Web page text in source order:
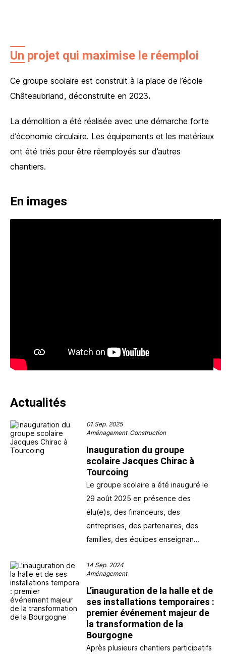
Un projet qui maximise le réemploi
Ce groupe scolaire est construit à la place de l’école
Châteaubriand, déconstruite en 2023.
La démolition a été réalisée avec une démarche forte
d’économie circulaire. Les équipements et les matériaux
ont été triés pour être réemployés sur d’autres
chantiers.
En images
Actualités
01 Sep. 2025
Aménagement Construction
Inauguration du groupe
scolaire Jacques Chirac à
Tourcoing
Le groupe scolaire a été inauguré le
29 août 2025 en présence des
élu(e)s, des financeurs, des
entreprises, des partenaires, des
familles, des équipes enseignan…
14 Sep. 2024
Aménagement
L’inauguration de la halle et de
ses installations temporaires :
premier événement majeur de
la transformation de la
Bourgogne
Après plusieurs chantiers participatifs